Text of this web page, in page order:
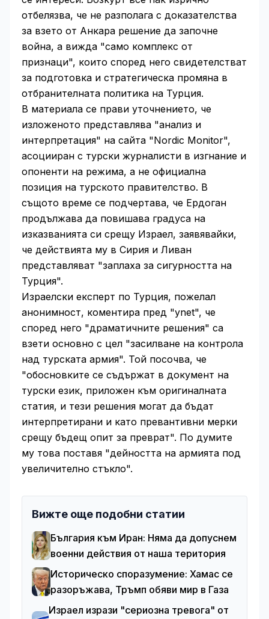
отбелязва, че не разполага с доказателства
за взето от Анкара решение да започне
война, а вижда "само комплекс от
признаци", които според него свидетелстват
за подготовка и стратегическа промяна в
отбранителната политика на Турция.
В материала се прави уточнението, че
изложеното представлява "анализ и
интерпретация" на сайта "Nordic Monitor",
асоцииран с турски журналисти в изгнание и
опоненти на режима, а не официална
позиция на турското правителство. В
същото време се подчертава, че Ердоган
продължава да повишава градуса на
изказванията си срещу Израел, заявявайки,
че действията му в Сирия и Ливан
представляват "заплаха за сигурността на
Турция".
Израелски експерт по Турция, пожелал
анонимност, коментира пред "ynet", че
според него "драматичните решения" са
взети основно с цел "засилване на контрола
над турската армия". Той посочва, че
"обосновките се съдържат в документ на
турски език, приложен към оригиналната
статия, и тези решения могат да бъдат
интерпретирани и като превантивни мерки
срещу бъдещ опит за преврат". По думите
му това поставя "дейността на армията под
увеличително стъкло".
Вижте още подобни статии
България към Иран: Няма да допуснем
военни действия от наша територия
Историческо споразумение: Хамас се
разоръжава, Тръмп обяви мир в Газа
Израел изрази "сериозна тревога" от